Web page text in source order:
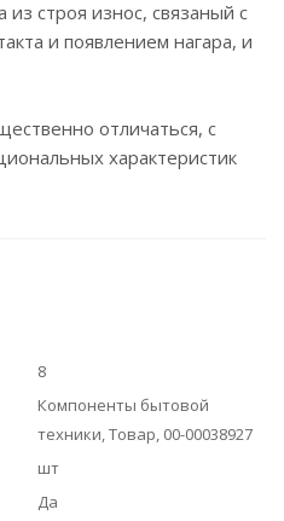
строя износ, связаный с
и появлением нагара, и
отличаться, с
характеристик
8
Компоненты бытовой
техники, Товар, 00-00038927
шт
Да